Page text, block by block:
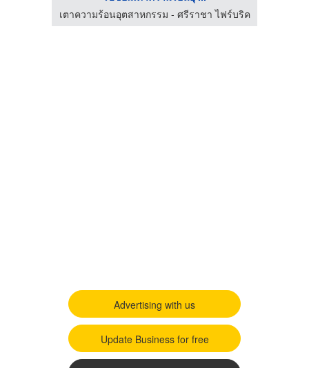
เตาความร้อนอุตสาหกรรม - ศรีราชา ไฟร์บริค
Advertising with us
Update Business for free